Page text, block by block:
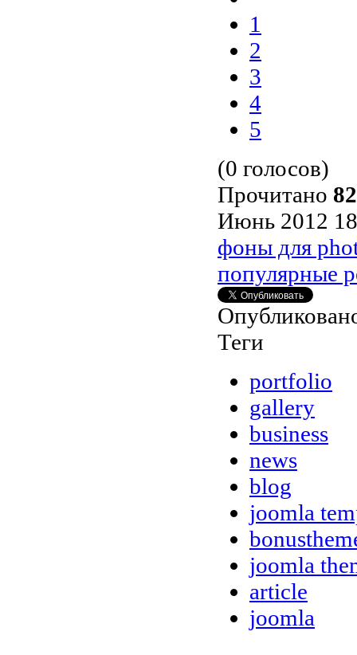
1
2
3
4
5
(0 голосов)
Прочитано
Июнь 2012
фоны для
популярные
Теги
portfolio
gallery
business
news
blog
joomla
joomla
article
joomla